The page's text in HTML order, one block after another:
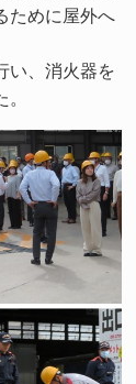
ために屋外へ
い、消火器を